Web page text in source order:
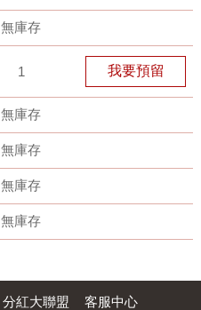
無庫存
1 我要預留
無庫存
無庫存
無庫存
無庫存
分紅大聯盟 客服中心